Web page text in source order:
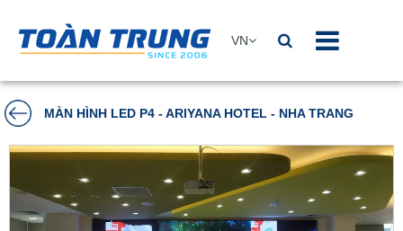
VN
MÀN HÌNH LED P4 - ARIYANA HOTEL - NHA TRANG